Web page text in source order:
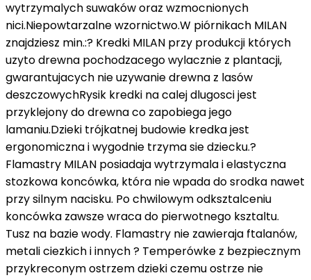
wytrzymalych suwaków oraz wzmocnionych
nici.Niepowtarzalne wzornictwo.W piórnikach MILAN
znajdziesz min.:? Kredki MILAN przy produkcji których
uzyto drewna pochodzacego wylacznie z plantacji,
gwarantujacych nie uzywanie drewna z lasów
deszczowychRysik kredki na calej dlugosci jest
przyklejony do drewna co zapobiega jego
lamaniu.Dzieki trójkatnej budowie kredka jest
ergonomiczna i wygodnie trzyma sie dziecku.?
Flamastry MILAN posiadaja wytrzymala i elastyczna
stozkowa koncówka, która nie wpada do srodka nawet
przy silnym nacisku. Po chwilowym odksztalceniu
koncówka zawsze wraca do pierwotnego ksztaltu.
Tusz na bazie wody. Flamastry nie zawieraja ftalanów,
metali ciezkich i innych ? Temperówke z bezpiecznym
przykreconym ostrzem dzieki czemu ostrze nie